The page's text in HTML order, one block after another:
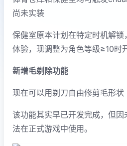
尚未实装
保健室原本计划在特定时机解
体验，现调整为角色等级≥10时
新增毛剃除功能
现在可以用剃刀自由修剪毛形状
该功能其实早已开发完成，但
法在正式游戏中使用。